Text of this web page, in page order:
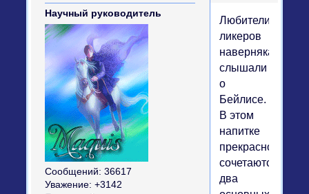
Научный руководитель
Сообщений: 36617
Уважение: +3142
Любители
ликеров
наверняка
слышали
о
Бейлисе.
В этом
напитке
прекрасно
сочетаются
два